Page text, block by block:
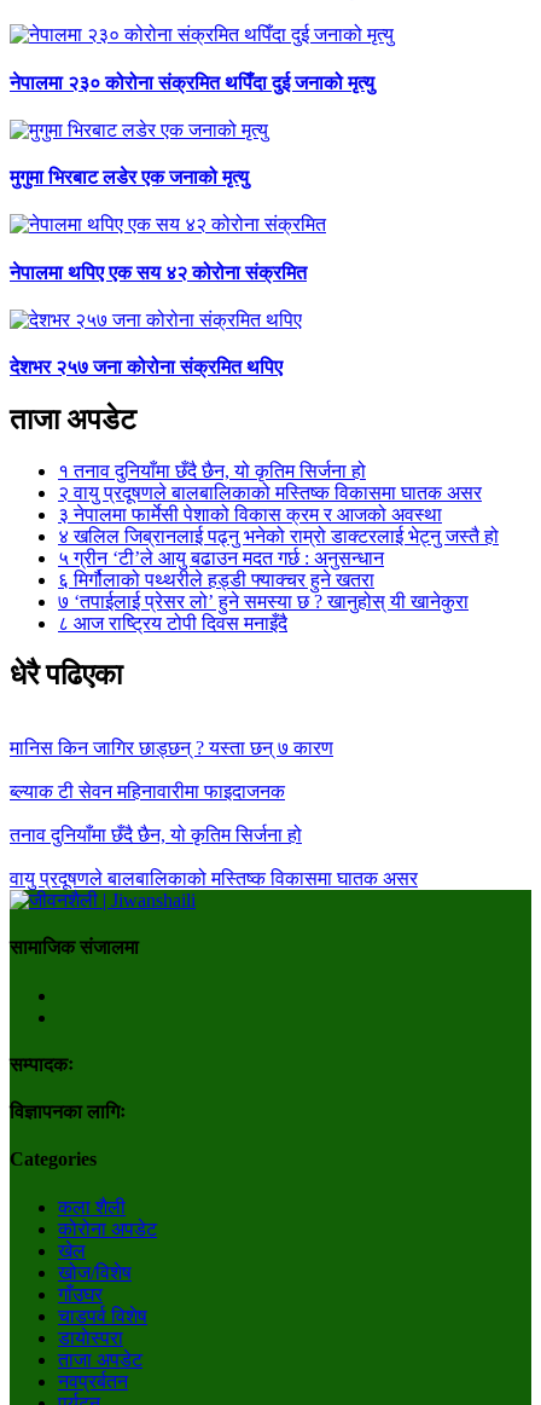
नेपालमा २३० कोरोना संक्रमित थपिँदा दुई जनाको मृत्यु
मुगुमा भिरबाट लडेर एक जनाको मृत्यु
नेपालमा थपिए एक सय ४२ कोरोना संक्रमित
देशभर २५७ जना कोरोना संक्रमित थपिए
ताजा अपडेट
१ तनाव दुनियाँमा छँदै छैन, यो कृतिम सिर्जना हो
२ वायु प्रदूषणले बालबालिकाको मस्तिष्क विकासमा घातक असर
३ नेपालमा फार्मेसी पेशाको विकास क्रम र आजको अवस्था
४ खलिल जिब्रानलाई पढ्नु भनेको राम्रो डाक्टरलाई भेट्नु जस्तै हो
५ग्रीन ‘टी’ले आयु बढाउन मदत गर्छ : अनुसन्धान
६ मिर्गौलाको पथ्थरीले हड्डी फ्याक्चर हुने खतरा
७ ‘तपाईलाई प्रेसर लो’ हुने समस्या छ ? खानुहोस् यी खानेकुरा
८ आज राष्ट्रिय टोपी दिवस मनाइँदै
धेरै पढिएका
मानिस किन जागिर छाड्छन् ? यस्ता छन् ७ कारण
ब्ल्याक टी सेवन महिनावारीमा फाइदाजनक
तनाव दुनियाँमा छँदै छैन, यो कृतिम सिर्जना हो
वायु प्रदूषणले बालबालिकाको मस्तिष्क विकासमा घातक असर
सामाजिक संजालमा
सम्पादकः
विज्ञापनका लागिः
Categories
कला शैली
कोरोना अपडेट
खेल
खोज/विशेष
गाँउघर
चाडपर्व विशेष
डायाेस्परा
ताजा अपडेट
नवप्रर्बतन